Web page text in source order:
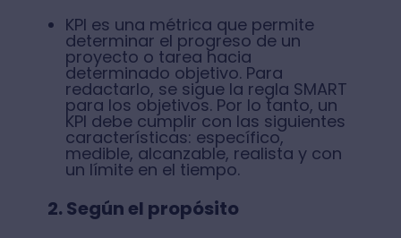
KPI es una métrica que permite
determinar el progreso de un
proyecto o tarea hacia
determinado objetivo. Para
redactarlo, se sigue la regla SMART
para los objetivos. Por lo tanto, un
KPI debe cumplir con las siguientes
características: específico,
medible, alcanzable, realista y con
un límite en el tiempo.
2. Según el propósito